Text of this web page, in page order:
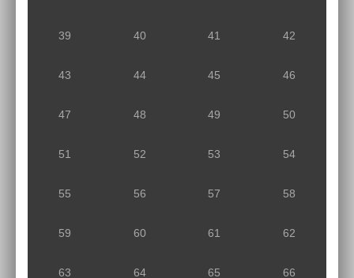
39 40 41 42
43 44 45 46
47 48 49 50
51 52 53 54
55 56 57 58
59 60 61 62
63 64 65 66